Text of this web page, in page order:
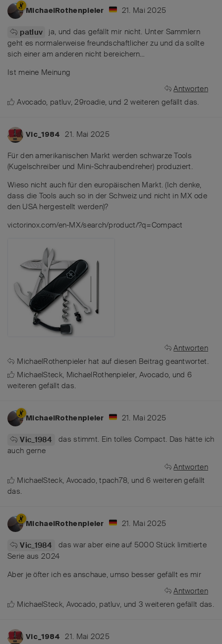
MichaelRothenpieler 21. Mai 2025
patluv
ja, und das gefällt mir nicht. Unter Sammlern
geht es normalerweise freundschaftlicher zu und da sollte
sich einer am anderen nicht bereichern…
Ist meine Meinung
Antworten
Avocado, patluv,29roadie, und 2 weiteren gefällt das.
Vic_1984 21. Mai 2025
Für den amerikanischen Markt werden schwarze Tools
(Kugelschreiber und Mini-Schraubendreher) produziert.
Wieso nicht auch für den europäischen Markt. (Ich denke,
dass die Tools auch so in der Schweiz und nicht in MX ode
den USA hergestellt werden)?
victorinox.com/en-MX/search/product/?q=Compact
Antworten
MichaelRothenpieler hat auf diesen Beitrag geantwortet.
MichaelSteck, MichaelRothenpieler, Avocado, und 6
weiteren gefällt das.
MichaelRothenpieler 21. Mai 2025
Vic_1984
das stimmt. Ein tolles Compact. Das hätte ich
auch gerne
Antworten
MichaelSteck, Avocado,tpach78, und6 weiteren gefällt
das.
MichaelRothenpieler 21. Mai 2025
Vic_1984
das war aber eine auf 5000 Stück limitierte
Serie aus 2024
Aber je öfter ich es anschaue, umso besser gefällt es mir
Antworten
MichaelSteck, Avocado, patluv, und 3 weiterengefällt das.
Vic_1984 21. Mai 2025